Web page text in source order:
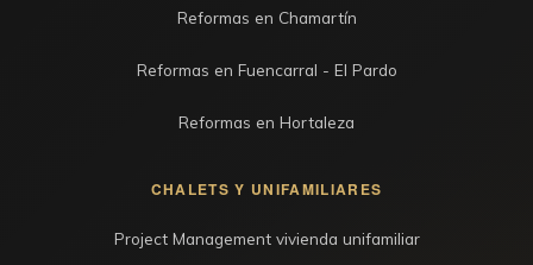
Reformas en Chamartín
Reformas en Fuencarral - El Pardo
Reformas en Hortaleza
CHALETS Y UNIFAMILIARES
Project Management vivienda unifamiliar